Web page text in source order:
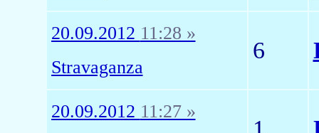
20.09.2012 11:28 »
Stravaganza
6
20.09.2012 11:27 »